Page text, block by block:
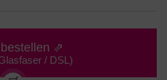
⇗
/ DSL)